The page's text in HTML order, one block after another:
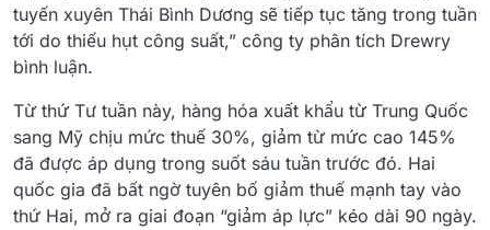
tuyến xuyên Thái Bình Dương sẽ tiếp tục tăng trong tuần
tới do thiếu hụt công suất,” công ty phân tích Drewry
bình luận.
Từ thứ Tư tuần này, hàng hóa xuất khẩu từ Trung Quốc
sang Mỹ chịu mức thuế 30%, giảm từ mức cao 145%
đã được áp dụng trong suốt sáu tuần trước đó. Hai
quốc gia đã bất ngờ tuyên bố giảm thuế mạnh tay vào
thứ Hai, mở ra giai đoạn “giảm áp lực” kéo dài 90 ngày.